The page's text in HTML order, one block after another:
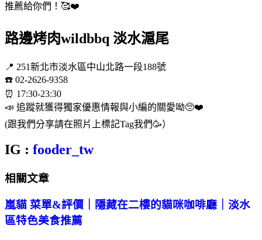
推薦給你們！🥰❤️
路邊烤肉wildbbq 淡水滬尾
📍 251新北市淡水區中山北路一段188號
☎️ 02-2626-9358
⏰ 17:30-23:30
📣 追蹤就獲得獨家優惠情報與小編的關愛呦🥺❤️
(跟我們分享請在照片上標記Tag我們🥳）
IG : fooder_tw
相關文章
嵐貓 菜單&評價｜隱藏在二樓的貓咪咖啡廳｜淡水
區特色美食推薦